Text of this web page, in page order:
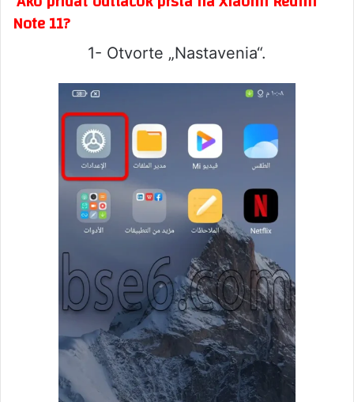
Note 11?
1- Otvorte „Nastavenia“.